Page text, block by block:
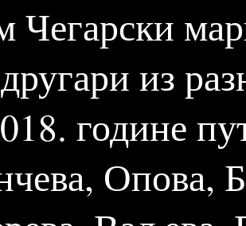
Чегарски
из
године
Опова,